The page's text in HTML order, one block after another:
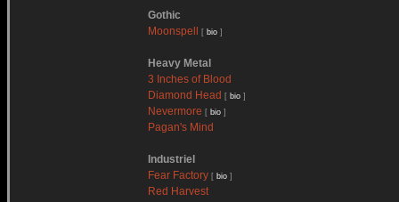
Gothic
Moonspell
[ bio ]
Heavy Metal
3 Inches of Blood
Diamond Head [ bio ]
Nevermore [ bio ]
Pagan's Mind
Industriel
Fear Factory [ bio ]
Red Harvest